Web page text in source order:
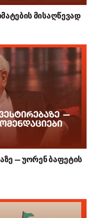
მისაღწევად
— უორენ ბაფეტის